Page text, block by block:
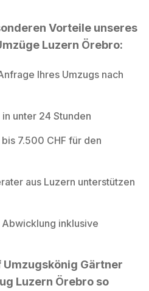
Vorteile unseres
Luzern Örebro:
Ihres Umzugs nach
unter 24 Stunden
7.500 CHF für den
aus Luzern unterstützen
inklusive
Umzugskönig Gärtner
Luzern Örebro so